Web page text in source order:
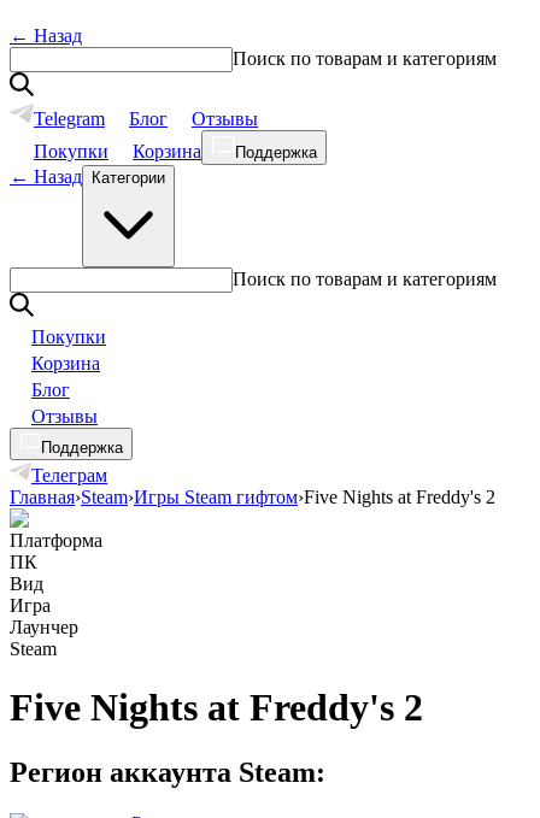
← Назад
Поиск по товарам и категориям
Telegram Блог
Отзывы
Покупки
Корзина Поддержка
← Назад Категории
Поиск по товарам и категориям
Покупки
Корзина
Блог
Отзывы
Поддержка
Телеграм
Главная›Steam›Игры Steam гифтом›Five Nights at Freddy's 2
Платформа
ПК
Вид
Игра
Лаунчер
Steam
Five Nights at Freddy's 2
Регион аккаунта Steam: